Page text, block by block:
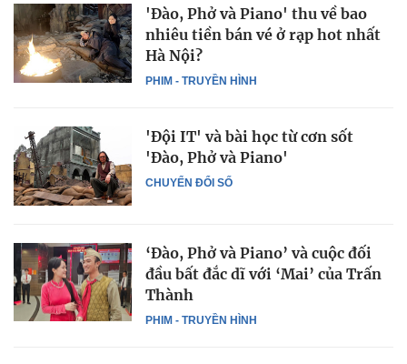
PHIM - TRUYỀN HÌNH
'Đào, Phở và Piano' thu về bao
nhiêu tiền bán vé ở rạp hot nhất
Hà Nội?
CHUYỂN ĐỔI SỐ
'Đội IT' và bài học từ cơn sốt
'Đào, Phở và Piano'
PHIM - TRUYỀN HÌNH
‘Đào, Phở và Piano’ và cuộc đối
đầu bất đắc dĩ với ‘Mai’ của Trấn
Thành